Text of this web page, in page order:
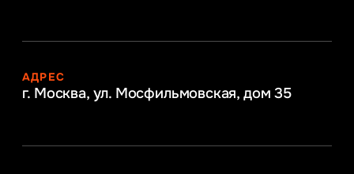
АДРЕС
г. Москва, ул. Мосфильмовская, дом 35